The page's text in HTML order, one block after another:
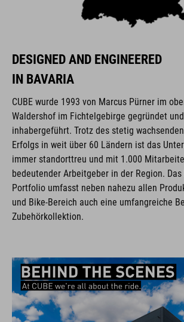
DESIGNED AND ENGINEERED
IN BAVARIA
CUBE wurde 1993 von Marcus Pürner im
Waldershof im Fichtelgebirge gegründet
inhabergeführt. Trotz des stetig
Erfolgs in weit über 60 Ländern ist das
immer standorttreu und mit 1.000
bedeutender Arbeitgeber in der Region.
Portfolio umfasst neben nahezu allen
und Bike-Bereich auch eine umfangreiche
Zubehörkollektion.